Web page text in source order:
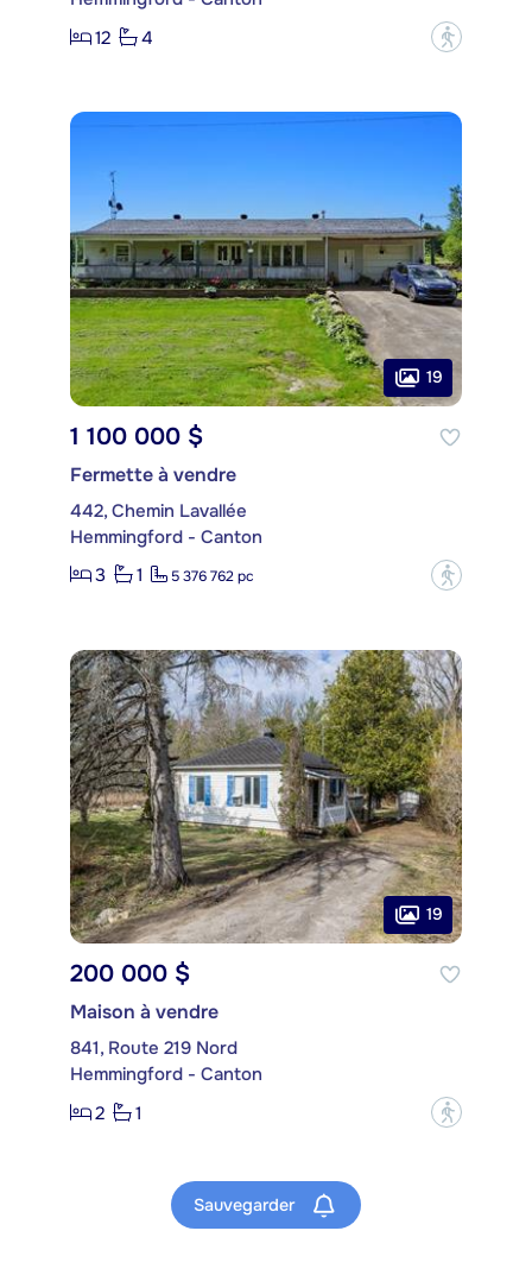
12
4 ?
19
1 100 000 $
Fermette à vendre
442, Chemin Lavallée
Hemmingford - Canton
3
1 5 376 762 pc ?
19
200 000 $
Maison à vendre
841, Route 219 Nord
Hemmingford - Canton
2
1 ?
Sauvegarder